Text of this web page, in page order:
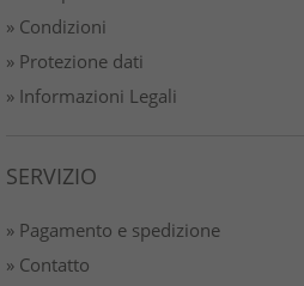
» Condizioni
» Protezione dati
» Informazioni Legali
SERVIZIO
» Pagamento e spedizione
» Contatto